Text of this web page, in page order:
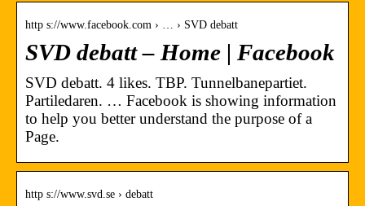
http s://www.facebook.com › … › SVD debatt
SVD debatt – Home | Facebook
SVD debatt. 4 likes. TBP. Tunnelbanepartiet.
Partiledaren. … Facebook is showing information
to help you better understand the purpose of a
Page.
http s://www.svd.se › debatt